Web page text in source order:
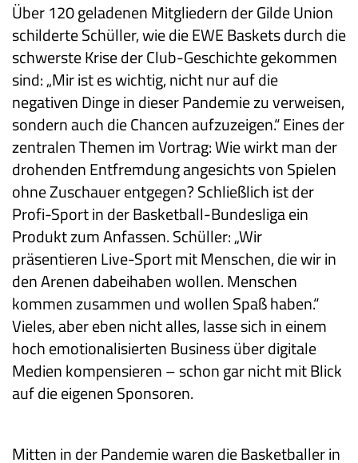
Über 120 geladenen Mitgliedern der Gilde Union
schilderte Schüller, wie die EWE Baskets durch die
schwerste Krise der Club-Geschichte gekommen
sind: „Mir ist es wichtig, nicht nur auf die
negativen Dinge in dieser Pandemie zu verweisen,
sondern auch die Chancen aufzuzeigen.“ Eines der
zentralen Themen im Vortrag: Wie wirkt man der
drohenden Entfremdung angesichts von Spielen
ohne Zuschauer entgegen? Schließlich ist der
Profi-Sport in der Basketball-Bundesliga ein
Produkt zum Anfassen. Schüller: „Wir
präsentieren Live-Sport mit Menschen, die wir in
den Arenen dabeihaben wollen. Menschen
kommen zusammen und wollen Spaß haben.“
Vieles, aber eben nicht alles, lasse sich in einem
hoch emotionalisierten Business über digitale
Medien kompensieren – schon gar nicht mit Blick
auf die eigenen Sponsoren.
Mitten in der Pandemie waren die Basketballer in